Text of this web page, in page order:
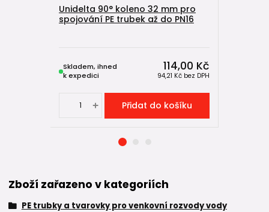
Unidelta 90° koleno 32 mm pro
spojování PE trubek až do PN16
114,00 Kč
94,21 Kč bez DPH
Skladem, ihned
k expedici
Přidat do košíku
Zboží zařazeno v kategoriích
PE trubky a tvarovky pro venkovní rozvody vody